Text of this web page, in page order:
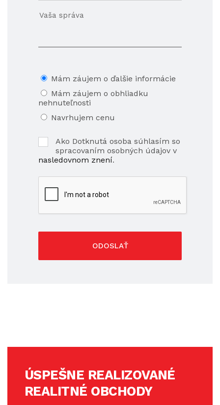
Mám záujem o ďalšie informácie
Mám záujem o obhliadku
nehnuteľnosti
Navrhujem cenu
Ako Dotknutá osoba súhlasím so
spracovaním osobných údajov v
nasledovnom znení.
ODOSLAŤ
ÚSPEŠNE REALIZOVANÉ
REALITNÉ OBCHODY